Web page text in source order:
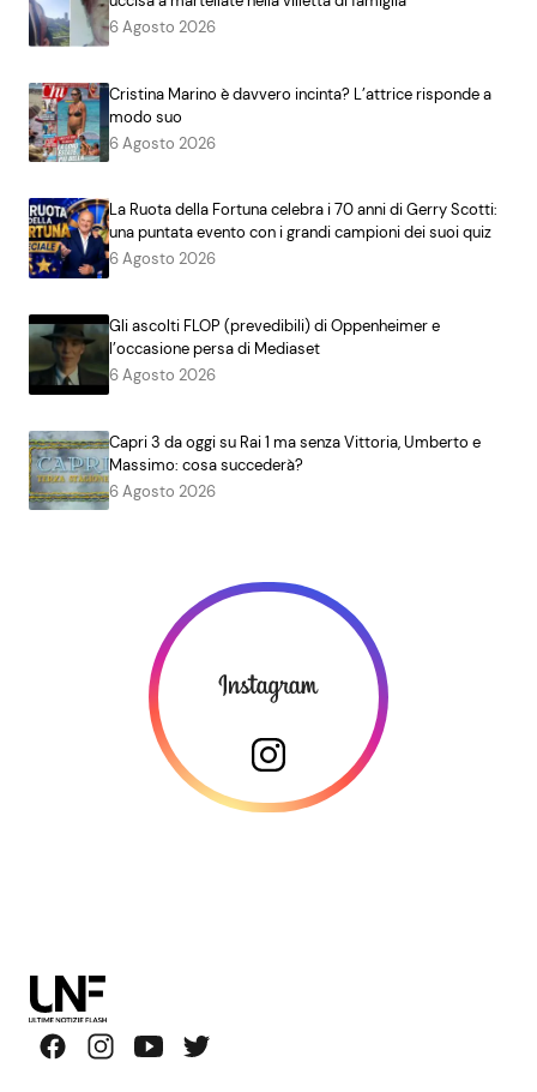
6 Agosto 2026
Cristina Marino è davvero incinta? L’attrice risponde a
modo suo
6 Agosto 2026
La Ruota della Fortuna celebra i 70 anni di Gerry Scotti:
una puntata evento con i grandi campioni dei suoi quiz
6 Agosto 2026
Gli ascolti FLOP (prevedibili) di Oppenheimer e
l’occasione persa di Mediaset
6 Agosto 2026
Capri 3 da oggi su Rai 1 ma senza Vittoria, Umberto e
Massimo: cosa succederà?
6 Agosto 2026